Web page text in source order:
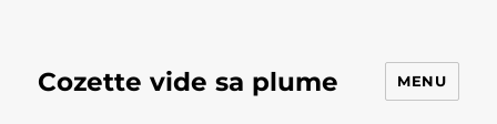
Cozette vide sa plume MENU